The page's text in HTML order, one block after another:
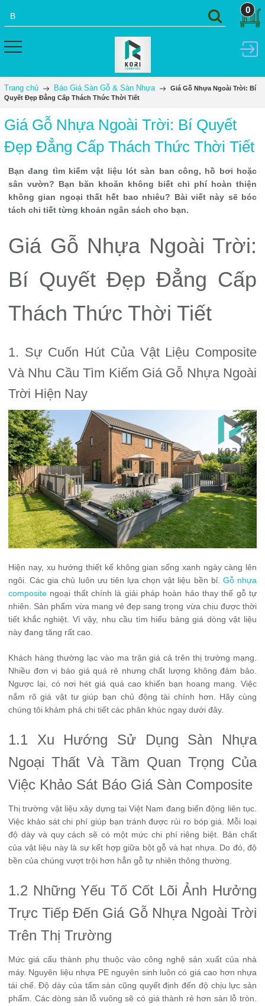
0
Trang chủ Báo Giá Sàn Gỗ & Sàn Nhựa
Giá Gỗ Nhựa Ngoài Trời: Bí
Quyết Đẹp Đẳng Cấp Thách Thức Thời Tiết
Giá Gỗ Nhựa Ngoài Trời: Bí Quyết
Đẹp Đẳng Cấp Thách Thức Thời Tiết
Bạn đang tìm kiếm vật liệu lót sàn ban công, hồ bơi hoặc
sân vườn? Bạn băn khoăn không biết chi phí hoàn thiện
không gian ngoại thất hết bao nhiêu? Bài viết này sẽ bóc
tách chi tiết từng khoản ngân sách cho bạn.
Giá Gỗ Nhựa Ngoài Trời:
Bí Quyết Đẹp Đẳng Cấp
Thách Thức Thời Tiết
1. Sự Cuốn Hút Của Vật Liệu Composite
Và Nhu Cầu Tìm Kiếm Giá Gỗ Nhựa Ngoài
Trời Hiện Nay
Hiện nay, xu hướng thiết kế không gian sống xanh ngày càng lên
ngôi. Các gia chủ luôn ưu tiên lựa chọn vật liệu bền bỉ. Gỗ nhựa
composite ngoại thất chính là giải pháp hoàn hảo thay thế gỗ tự
nhiên. Sản phẩm vừa mang vẻ đẹp sang trọng vừa chịu được thời
tiết khắc nghiệt. Vì vậy, nhu cầu tìm hiểu bảng giá dòng vật liệu
này đang tăng rất cao.
Khách hàng thường lạc vào ma trận giá cả trên thị trường mạng.
Nhiều đơn vị báo giá quá rẻ nhưng chất lượng không đảm bảo.
Ngược lại, có nơi hét giá quá cao khiến bạn hoang mang. Việc
nắm rõ giá vật tư giúp bạn chủ động tài chính hơn. Hãy cùng
chúng tôi khám phá chi tiết các phân khúc ngay dưới đây.
1.1 Xu Hướng Sử Dụng Sàn Nhựa
Ngoại Thất Và Tầm Quan Trọng Của
Việc Khảo Sát Báo Giá Sàn Composite
Thị trường vật liệu xây dựng tại Việt Nam đang biến động liên tục.
Việc khảo sát chi phí giúp bạn tránh được rủi ro bóp giá. Mỗi loại
độ dày và quy cách sẽ có một mức chi phí riêng biệt. Bản chất
của vật liệu này là sự kết hợp giữa bột gỗ và hạt nhựa. Do đó, độ
bền của chúng vượt trội hơn hẳn gỗ tự nhiên thông thường.
1.2 Những Yếu Tố Cốt Lõi Ảnh Hưởng
Trực Tiếp Đến Giá Gỗ Nhựa Ngoài Trời
Trên Thị Trường
Mức giá cấu thành phụ thuộc vào công nghệ sản xuất của nhà
máy. Nguyên liệu nhựa PE nguyên sinh luôn có giá cao hơn nhựa
tái chế. Độ dày của tấm sàn cũng quyết định đến độ chịu lực sản
phẩm. Các dòng sàn lỗ vuông sẽ có giá thành rẻ hơn sàn lỗ tròn.